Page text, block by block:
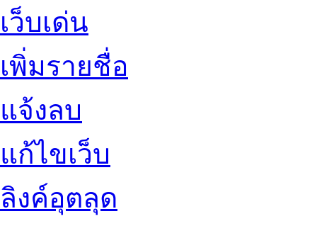
เว็บเด่น
เพิ่มรายชื่อ
แจ้งลบ
แก้ไขเว็บ
ลิงค์อุตลุด